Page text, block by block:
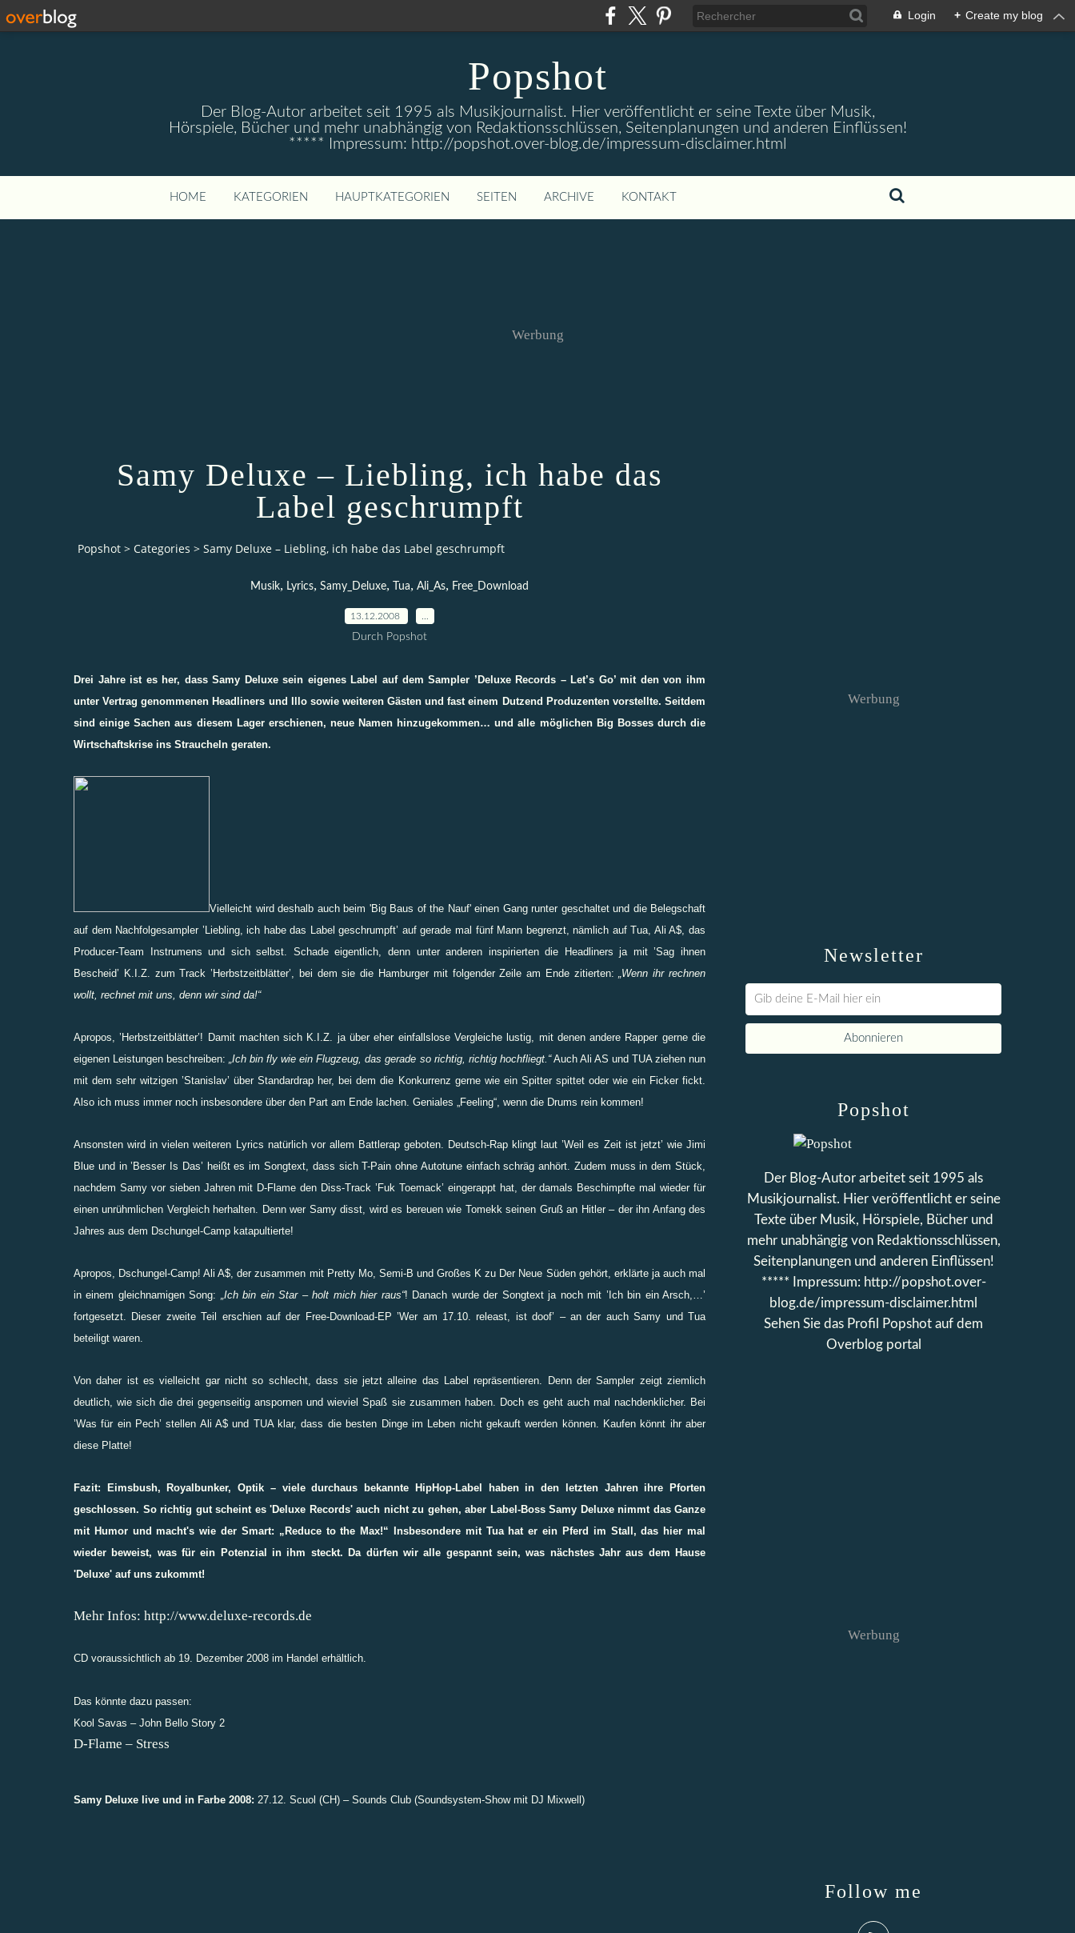
Login + Create my blog
Popshot
Der Blog-Autor arbeitet seit 1995 als Musikjournalist. Hier veröffentlicht er seine Texte über Musik,
Hörspiele, Bücher und mehr unabhängig von Redaktionsschlüssen, Seitenplanungen und anderen Einflüssen!
***** Impressum: http://popshot.over-blog.de/impressum-disclaimer.html
HOME KATEGORIEN HAUPTKATEGORIEN SEITEN ARCHIVE KONTAKT
Werbung
Samy Deluxe – Liebling, ich habe das
Label geschrumpft
Popshot > Categories > Samy Deluxe – Liebling, ich habe das Label geschrumpft
Musik, Lyrics, Samy_Deluxe, Tua, Ali_As, Free_Download
13.12.2008
Durch Popshot
Drei Jahre ist es her, dass Samy Deluxe sein eigenes Label auf dem Sampler ’Deluxe Records – Let’s Go’ mit den von ihm
unter Vertrag genommenen Headliners und Illo sowie weiteren Gästen und fast einem Dutzend Produzenten vorstellte. Seitdem
sind einige Sachen aus diesem Lager erschienen, neue Namen hinzugekommen… und alle möglichen Big Bosses durch die
Wirtschaftskrise ins Straucheln geraten.
Vielleicht wird deshalb auch beim 'Big Baus of the Nauf' einen Gang runter geschaltet und die Belegschaft
auf dem Nachfolgesampler ’Liebling, ich habe das Label geschrumpft’ auf gerade mal fünf Mann begrenzt, nämlich auf Tua, Ali A$, das
Producer-Team Instrumens und sich selbst.
Schade eigentlich, denn unter anderen inspirierten die Headliners ja mit ’Sag ihnen
Bescheid’ K.I.Z. zum Track ’Herbstzeitblätter’, bei dem sie die Hamburger mit folgender Zeile am Ende zitierten:
„Wenn ihr rechnen
wollt, rechnet mit uns, denn wir sind da!“
Apropos, ’Herbstzeitblätter’! Damit machten sich K.I.Z. ja über eher einfallslose Vergleiche lustig, mit denen andere Rapper gerne die
eigenen Leistungen beschreiben: „Ich bin fly wie ein Flugzeug, das gerade so richtig, richtig hochfliegt.“Auch Ali AS und TUA ziehen nun
mit dem sehr witzigen ’Stanislav’ über Standardrap her, bei dem die Konkurrenz gerne wie ein Spitter spittet oder wie ein Ficker fickt.
Also ich muss immer noch insbesondere über den Part am Ende lachen. Geniales „Feeling“, wenn die Drums rein kommen!
Ansonsten wird in vielen weiteren Lyrics natürlich vor allem Battlerap geboten. Deutsch-Rap klingt laut ’Weil es Zeit ist jetzt’ wie Jimi
Blue und in ’Besser Is Das’ heißt es im Songtext, dass sich T-Pain ohne Autotune einfach schräg anhört. Zudem muss in dem Stück,
nachdem Samy vor sieben Jahren mit D-Flame den Diss-Track ’Fuk Toemack’ eingerappt hat, der damals Beschimpfte mal wieder für
einen unrühmlichen Vergleich herhalten. Denn wer Samy disst, wird es bereuen wie Tomekk seinen Gruß an Hitler – der ihn Anfang des
Jahres aus dem Dschungel-Camp katapultierte!
Apropos, Dschungel-Camp! Ali A$, der zusammen mit Pretty Mo, Semi-B und Großes K zu Der Neue Süden gehört, erklärte ja auch mal
in einem gleichnamigen Song:
„Ich bin ein Star – holt mich hier raus“! Danach wurde der Songtext ja noch mit ’Ich bin ein Arsch,…’
fortgesetzt. Dieser zweite Teil erschien auf der Free-Download-EP ’Wer am 17.10. releast, ist doof’ – an der auch Samy und Tua
beteiligt waren.
Von daher ist es vielleicht gar nicht so schlecht, dass sie jetzt alleine das Label repräsentieren. Denn der Sampler zeigt ziemlich
deutlich, wie sich die drei gegenseitig anspornen und wieviel Spaß sie zusammen haben. Doch es geht auch mal nachdenklicher. Bei
’Was für ein Pech’ stellen Ali A$ und TUA klar, dass die besten Dinge im Leben nicht gekauft werden können. Kaufen könnt ihr aber
diese Platte!
Fazit: Eimsbush, Royalbunker, Optik – viele durchaus bekannte HipHop-Label haben in den letzten Jahren ihre Pforten
geschlossen. So richtig gut scheint es 'Deluxe Records' auch nicht zu gehen, aber Label-Boss Samy Deluxe nimmt das Ganze
mit Humor und macht's wie der Smart: „Reduce to the Max!“ Insbesondere mit Tua hat er ein Pferd im Stall, das hier mal
wieder beweist, was für ein Potenzial in ihm steckt. Da dürfen wir alle gespannt sein, was nächstes Jahr aus dem Hause
'Deluxe' auf uns zukommt!
Mehr Infos: http://www.deluxe-records.de
CD voraussichtlich ab 19. Dezember 2008 im Handel erhältlic h.
Das könnte dazu passen:
Kool Savas – John Bello Story 2
D-Flame – Stress
Samy Deluxe live und in Farbe 2008: 27.12. Scuol (CH) – Sounds Club (Soundsystem-Show mit DJ Mixwell)
Newsletter
Werbung
Popshot
Der Blog-Autor arbeitet seit 1995 als
Musikjournalist. Hier veröffentlicht er seine
Texte über Musik, Hörspiele, Bücher und
mehr unabhängig von Redaktionsschlüssen,
Seitenplanungen und anderen Einflüssen!
***** Impressum: http://popshot.over-
blog.de/impressum-disclaimer.html
Sehen Sie das Profil
Popshot auf dem
Overblog portal
Follow me
Werbung